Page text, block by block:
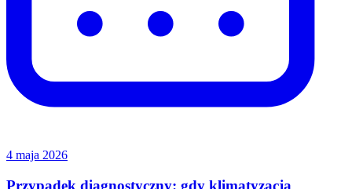
4 maja 2026
Przypadek diagnostyczny: gdy klimatyzacja